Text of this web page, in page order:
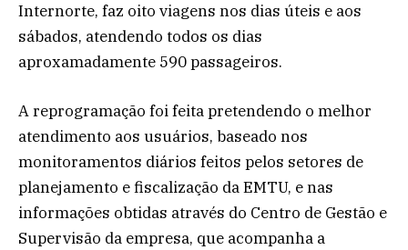
Internorte, faz oito viagens nos dias úteis e aos
sábados, atendendo todos os dias
aproxamadamente 590 passageiros.
A reprogramação foi feita pretendendo o melhor
atendimento aos usuários, baseado nos
monitoramentos diários feitos pelos setores de
planejamento e fiscalização da EMTU, e nas
informações obtidas através do Centro de Gestão e
Supervisão da empresa, que acompanha a